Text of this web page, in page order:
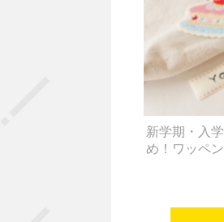
新学期・入
め！ワッペ